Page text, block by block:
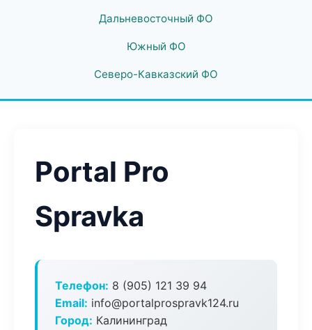
Дальневосточный ФО
Южный ФО
Северо-Кавказский ФО
Portal Pro
Spravka
Телефон: 8 (905) 121 39 94
Email: info@portalprospravk124.ru
Город: Калининград